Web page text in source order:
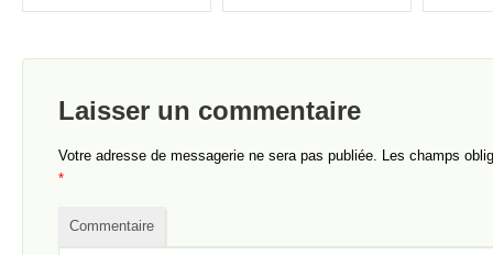
Laisser un commentaire
Votre adresse de messagerie ne sera pas publiée. Les champs
*
Commentaire